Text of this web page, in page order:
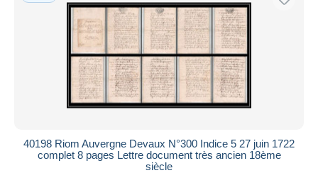
40198 Riom Auvergne Devaux N°300 Indice 5 27 juin 1722
complet 8 pages Lettre document très ancien 18ème
siècle